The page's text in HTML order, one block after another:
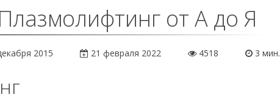
Плазмолифтинг от А до Я
2015 21 февраля 2022 4518 3 мин.